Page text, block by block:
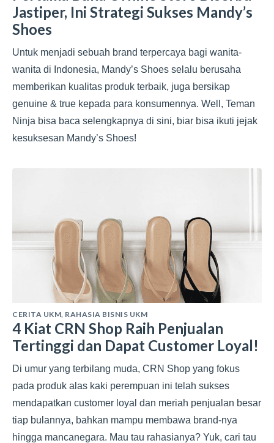
Jastiper, Ini Strategi Sukses Mandy’s
Shoes
Untuk menjadi sebuah brand terpercaya bagi wanita-
wanita di Indonesia, Mandy’s Shoes selalu berusaha
memberikan kualitas produk terbaik, juga bersikap
genuine & true kepada para konsumennya. Well, Teman
Ninja bisa baca selengkapnya di sini, biar bisa ikuti jejak
kesuksesan Mandy’s Shoes!
CERITA UKM, RAHASIA BISNIS UKM
4 Kiat CRN Shop Raih Penjualan
Tertinggi dan Dapat Customer Loyal!
Di umur yang terbilang muda, CRN Shop yang fokus
pada produk alas kaki perempuan ini telah sukses
mendapatkan customer loyal dan meriah penjualan besar
tiap bulannya, bahkan mampu membawa brand-nya
hingga mancanegara. Mau tau rahasianya? Yuk, cari tau